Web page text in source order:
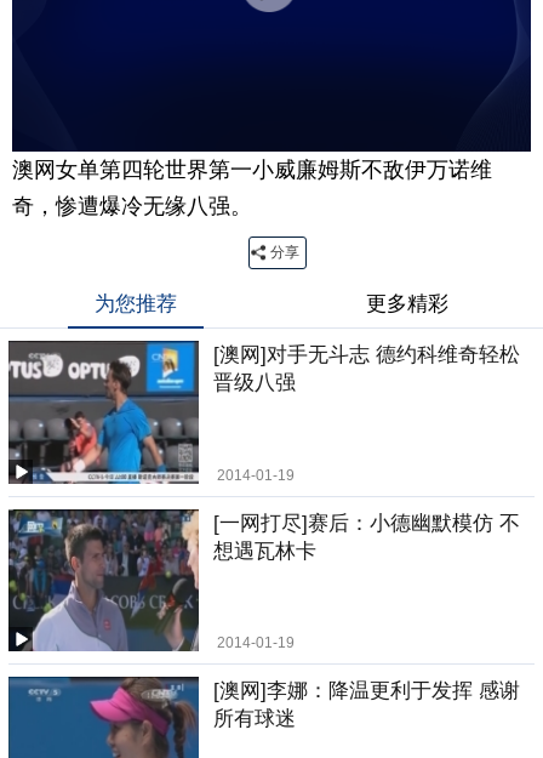
澳网女单第四轮世界第一小威廉姆斯不敌伊万诺维
奇，惨遭爆冷无缘八强。
分享
为您推荐 更多精彩
[澳网]对手无斗志 德约科维奇轻松
晋级八强
2014-01-19
[一网打尽]赛后：小德幽默模仿 不
想遇瓦林卡
2014-01-19
[澳网]李娜：降温更利于发挥 感谢
所有球迷